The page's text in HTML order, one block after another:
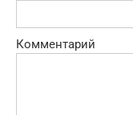
Комментарий